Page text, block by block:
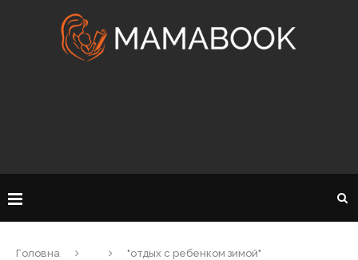
Головна "отдых с ребенком зимой"